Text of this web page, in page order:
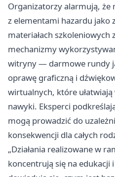
Organizatorzy alarmują, że
z elementami hazardu jako
materiałach szkoleniowych
mechanizmy
witryny — darmowe rundy
oprawę graficzną i
wirtualnych, które
nawyki. Eksperci
mogą prowadzić do
konsekwencji dla całych
„Działania realizowane w
koncentrują się na